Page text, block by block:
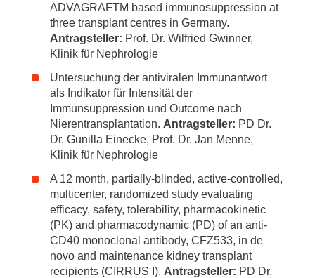
ADVAGRAFTM based immunosuppression at
three transplant centres in Germany.
Antragsteller: Prof. Dr. Wilfried Gwinner,
Klinik für Nephrologie
Untersuchung der antiviralen Immunantwort
als Indikator für Intensität der
Immunsuppression und Outcome nach
Nierentransplantation. Antragsteller: PD Dr.
Dr. Gunilla Einecke, Prof. Dr. Jan Menne,
Klinik für Nephrologie
A 12 month, partially-blinded, active-controlled,
multicenter, randomized study evaluating
efficacy, safety, tolerability, pharmacokinetic
(PK) and pharmacodynamic (PD) of an anti-
CD40 monoclonal antibody, CFZ533, in de
novo and maintenance kidney transplant
recipients (CIRRUS I). Antragsteller: PD Dr.